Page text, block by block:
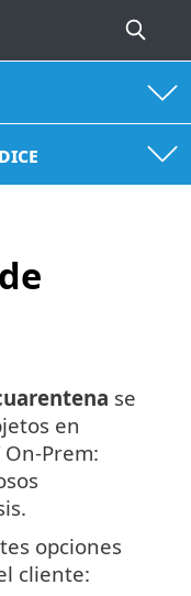
se
en
On-Prem:
opciones
cliente: